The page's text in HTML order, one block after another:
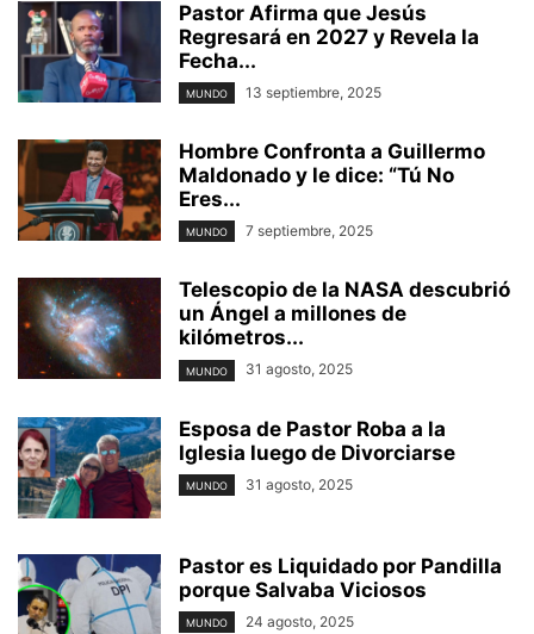
Pastor Afirma que Jesús
Regresará en 2027 y Revela la
Fecha...
MUNDO 13 septiembre, 2025
Hombre Confronta a Guillermo
Maldonado y le dice: “Tú No
Eres...
MUNDO 7 septiembre, 2025
Telescopio de la NASA descubrió
un Ángel a millones de
kilómetros...
MUNDO 31 agosto, 2025
Esposa de Pastor Roba a la
Iglesia luego de Divorciarse
MUNDO 31 agosto, 2025
Pastor es Liquidado por Pandilla
porque Salvaba Viciosos
MUNDO 24 agosto, 2025